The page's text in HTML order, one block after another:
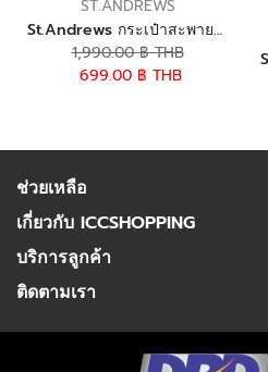
ST.ANDREWS
St.Andrews กระเป๋าสะพายไหล่ ทรง Tote รุ่น SSH0050 - สีดำ
1,990.00 ฿ THB
699.00 ฿ THB
ช่วยเหลือ
เกี่ยวกับ ICCSHOPPING
บริการลูกค้า
ติดตามเรา